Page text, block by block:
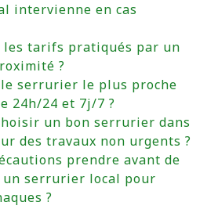
intervienne en cas
les tarifs pratiqués par un
?
le serrurier le plus proche
24h/24 et 7j/7 ?
un bon serrurier dans
des travaux non urgents ?
prendre avant de
serrurier local pour
?